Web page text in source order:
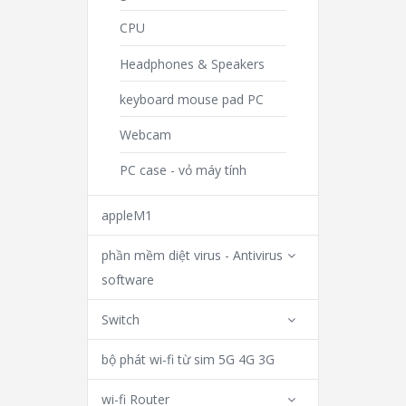
CPU
Headphones & Speakers
keyboard mouse pad PC
Webcam
PC case - vỏ máy tính
appleM1
phần mềm diệt virus - Antivirus
software
Switch
bộ phát wi-fi từ sim 5G 4G 3G
wi-fi Router